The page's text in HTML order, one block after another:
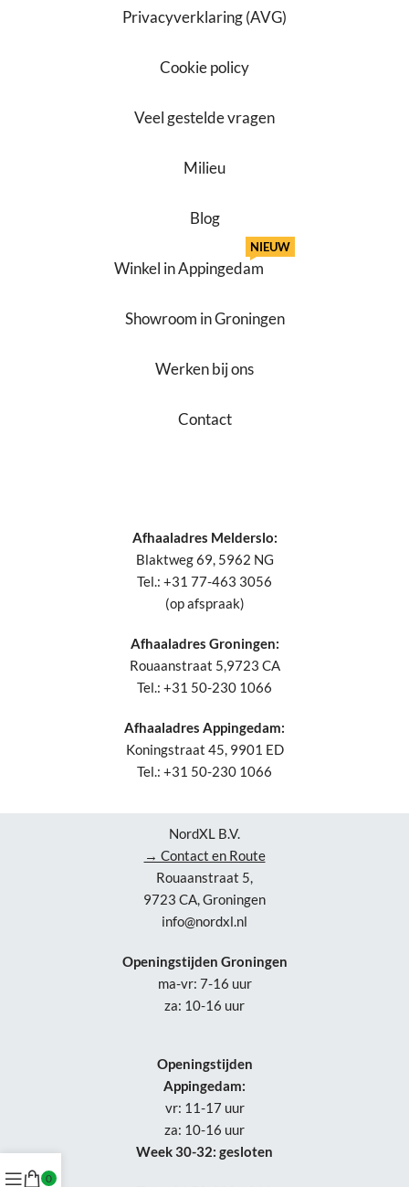
Privacyverklaring (AVG)
Cookie policy
Veel gestelde vragen
Milieu
Blog
Winkel in Appingedam
NIEUW
Showroom in Groningen
Werken bij ons
Contact
Afhaaladres Melderslo:
Blaktweg 69, 5962 NG
Tel.: +31 77-463 3056
(op afspraak)
Afhaaladres Groningen:
Rouaanstraat 5,9723 CA
Tel.: +31 50-230 1066
Afhaaladres Appingedam:
Koningstraat 45, 9901 ED
Tel.: +31 50-230 1066
NordXL B.V.
→ Contact en Route
Rouaanstraat 5,
9723 CA, Groningen
info@nordxl.nl
Openingstijden Groningen
ma-vr: 7-16 uur
za: 10-16 uur
Openingstijden
Appingedam:
vr: 11-17 uur
za: 10-16 uur
Week 30-32: gesloten
0